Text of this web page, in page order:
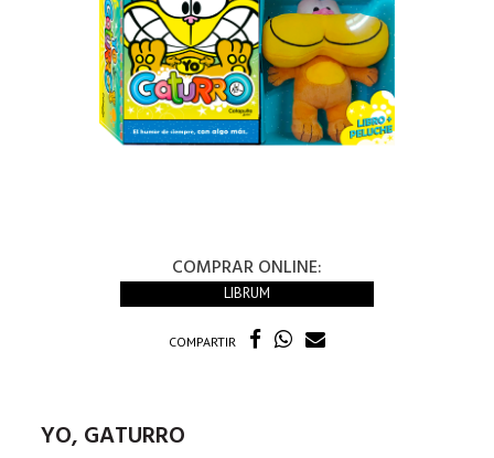
COMPRAR ONLINE:
LIBRUM
COMPARTIR
YO, GATURRO